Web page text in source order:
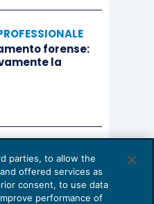
la sentenza non
confermati
estrema sintesi,
Corte della scelta di
e l’insufficienza di un
la
consulenti di parte
esaminate nella
d’ufficio) trovano
forense:
la
dell’AI:
parties, to allow the
offered services as
consent, to use data
performance of